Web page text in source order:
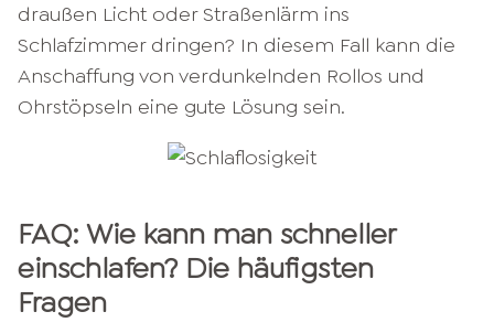
draußen Licht oder Straßenlärm ins
Schlafzimmer dringen? In diesem Fall kann die
Anschaffung von verdunkelnden Rollos und
Ohrstöpseln eine gute Lösung sein.
FAQ: Wie kann man schneller
einschlafen? Die häufigsten
Fragen